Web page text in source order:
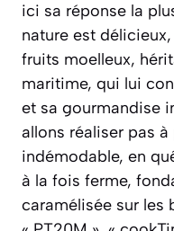
ici sa réponse la
nature est
fruits moelleux,
maritime, qui lui
et sa gourmandise
allons réaliser pas
indémodable, en
à la fois ferme,
caramélisée sur les